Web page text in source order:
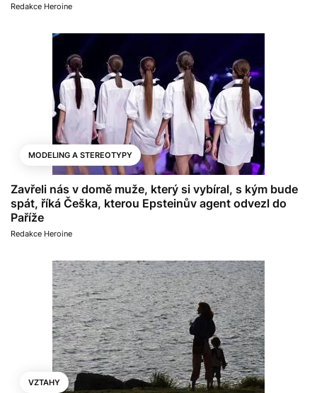
Redakce Heroine
MODELING A STEREOTYPY
Zavřeli nás v domě muže, který si vybíral, s kým bude
spát, říká Češka, kterou Epsteinův agent odvezl do
Paříže
Redakce Heroine
VZTAHY